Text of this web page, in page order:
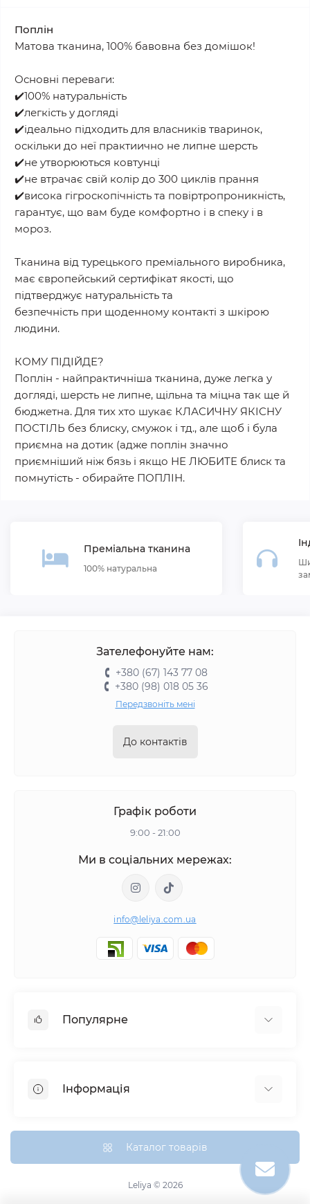
Поплін
Матова тканина, 100% бавовна без домішок!
Основні переваги:
✔️100% натуральність
✔️легкість у догляді
✔️ідеально підходить для власників тваринок,
оскільки до неї практиично не липне шерсть
✔️не утворюються ковтунці
✔️не втрачає свій колір до 300 циклів прання
✔️висока гігроскопічність та повіртропроникність,
гарантує, що вам буде комфортно і в спеку і в
мороз.
Тканина від турецького преміального виробника,
має європейський сертифікат якості, що
підтверджує натуральність та
безпечність при щоденному контакті з шкірою
людини.
КОМУ ПІДІЙДЕ?
Поплін - найпрактичніша тканина, дуже легка у
догляді, шерсть не липне, щільна та міцна так ще й
бюджетна. Для тих хто шукає КЛАСИЧНУ ЯКІСНУ
ПОСТІЛЬ без блиску, смужок і тд., але щоб і була
приємна на дотик (адже поплін значно
приємніший ніж бязь і якщо НЕ ЛЮБИТЕ блиск та
помнутість - обирайте ПОПЛІН.
Преміальна тканина
100% натуральна
Зателефонуйте нам:
+380 (67) 143 77 08
+380 (98) 018 05 36
Передзвоніть мені
До контактів
Графік роботи
9:00 - 21:00
Ми в соціальних мережах:
info@leliya.com.ua
Популярне
Подивитись усі
Сатин Преміум
Інформація
Контакти
Повернення товару
Каталог товарів
Leliya © 2026